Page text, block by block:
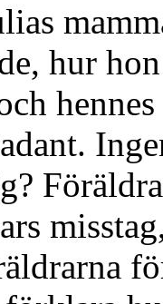
hur